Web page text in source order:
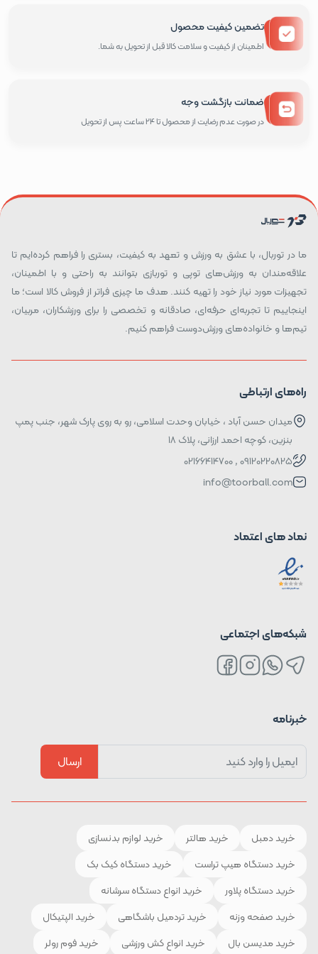
تضمین کیفیت محصول
اطمینان از کیفیت و سلامت کالا قبل از تحویل به شما.
ضمانت بازگشت وجه
در صورت عدم رضایت از محصول تا 24 ساعت پس از تحویل
ما در توربال، با عشق به ورزش و تعهد به کیفیت، بستری را فراهم کرده‌ایم تا
علاقه‌مندان به ورزش‌های توپی و توربازی بتوانند به راحتی و با اطمینان،
تجهیزات مورد نیاز خود را تهیه کنند. هدف ما چیزی فراتر از فروش کالا است؛ ما
اینجاییم تا تجربه‌ای حرفه‌ای، صادقانه و تخصصی را برای ورزشکاران، مربیان،
تیم‌ها و خانواده‌های ورزش‌دوست فراهم کنیم.
راه‌های ارتباطی
میدان حسن آباد ، خیابان وحدت اسلامی، رو به روی پارک شهر، جنب پمپ
بنزین، کوچه احمد ارزانی، پلاک ۱۸
09120220825 , 02166414700
info@toorball.com
نماد های اعتماد
شبکه‌های اجتماعی
خبرنامه
ارسال
خرید دمبل خرید هالتر
خرید لوازم بدنسازی
خرید دستگاه هیپ تراست
خرید دستگاه کیک بک
خرید دستگاه پلاور
خرید انواع دستگاه سرشانه
خرید صفحه وزنه
خرید تردمیل باشگاهی
خرید الپتیکال
خرید مدیسن بال
خرید انواع کش ورزشی خرید فوم رولر